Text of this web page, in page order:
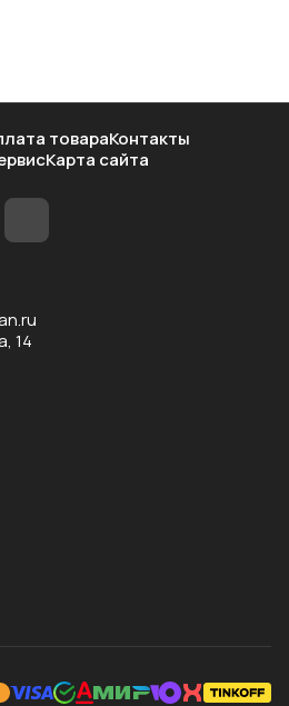
товараКонтакты
Карта сайта
14